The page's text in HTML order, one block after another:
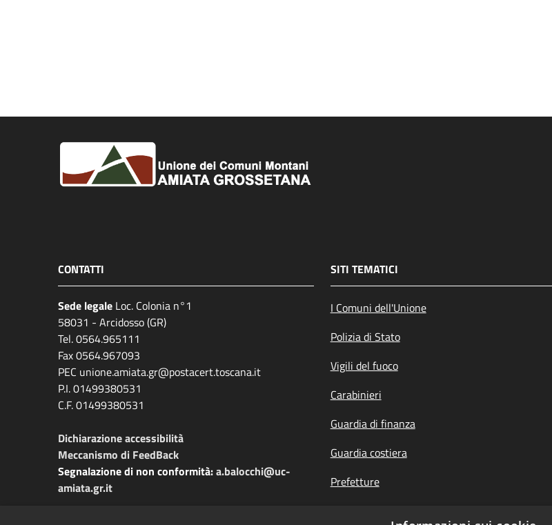
CONTATTI
Sede legale Loc. Colonia n°1
58031 - Arcidosso (GR)
Tel. 0564.965111
Fax 0564.967093
PEC unione.amiata.gr@postacert.toscana.it
P.I. 01499380531
C.F. 01499380531
Dichiarazione accessibilità
Meccanismo di FeedBack
Segnalazione di non conformità:a.balocchi@uc-
amiata.gr.it
SITI TEMATICI
I Comuni dell'Unione
Polizia di Stato
Vigili del fuoco
Carabinieri
Guardia di finanza
Guardia costiera
Prefetture